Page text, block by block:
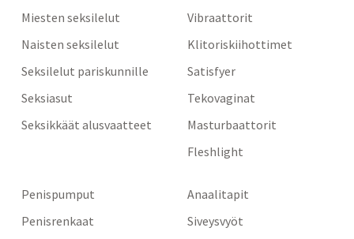
Miesten seksilelut
Naisten seksilelut
Seksilelut pariskunnille
Seksiasut
Seksikkäät alusvaatteet
Vibraattorit
Klitoriskiihottimet
Satisfyer
Tekovaginat
Masturbaattorit
Fleshlight
Penispumput
Penisrenkaat
Anaalitapit
Siveysvyöt